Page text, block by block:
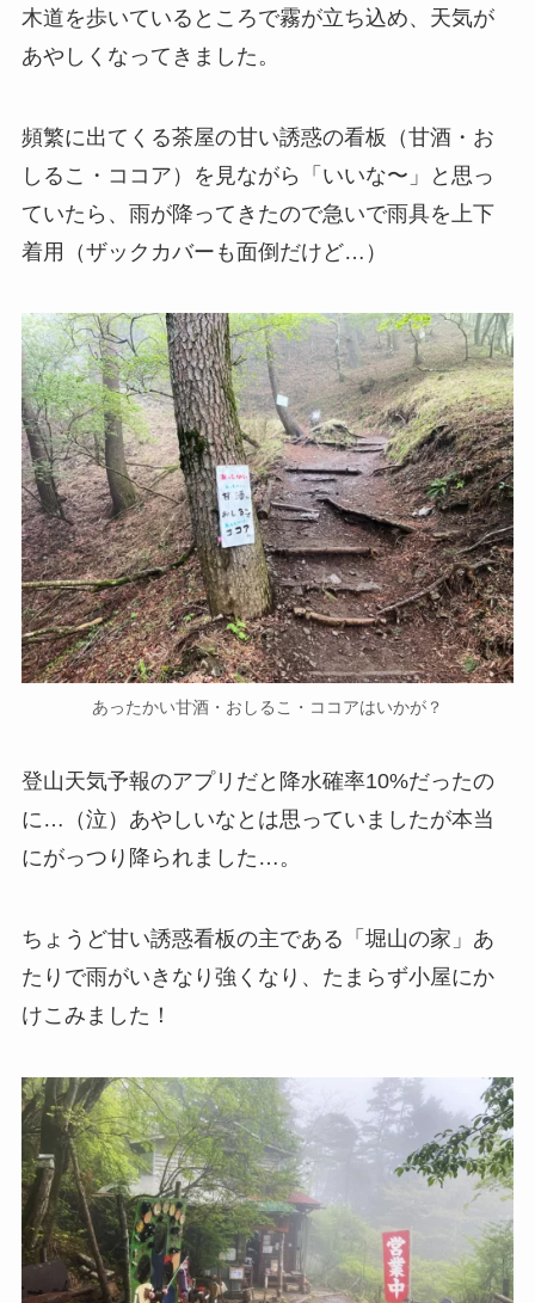
木道を歩いているところで霧が立ち込め、天気が
あやしくなってきました。
頻繁に出てくる茶屋の甘い誘惑の看板（甘酒・お
しるこ・ココア）を見ながら「いいな〜」と思っ
ていたら、雨が降ってきたので急いで雨具を上下
着用（ザックカバーも面倒だけど…）
あったかい甘酒・おしるこ・ココアはいかが？
登山天気予報のアプリだと降水確率10%だったの
に…（泣）あやしいなとは思っていましたが本当
にがっつり降られました…。
ちょうど甘い誘惑看板の主である「堀山の家」あ
たりで雨がいきなり強くなり、たまらず小屋にか
けこみました！